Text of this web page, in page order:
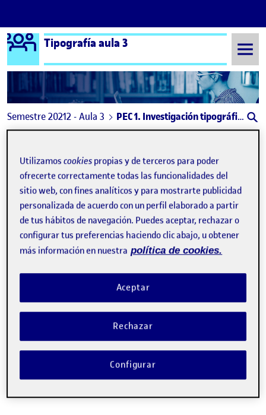
Saltar al contenido
Logo Ágora
Tipografía aula 3
Semestre 20212 - Aula 3 PEC 1. Investigación tipográfica
Publicado porPEC 1. Investigación
Publicado por
Laura Estefanía Fajardo Obando
Visibilidad:
Pública-Fecha de publicación
11 Mar 202213 marzo, 2022 7:03 pm
-comentario en PEC 1. Investigación tipográfica
Utilizamoscookies propias y de terceros para poder
ofrecerte correctamente todas las funcionalidades del
sitio web, con fines analíticos y para mostrarte publicidad
personalizada de acuerdo con un perfil elaborado a partir
de tus hábitos de navegación. Puedes aceptar, rechazar o
configurar tus preferencias haciendo clic abajo, u obtener
más información en nuestra política de cookies.
Rechazar
Aceptar
Configurar